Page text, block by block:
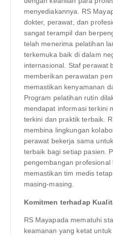
menyediakannya. RS
dokter, perawat, dan
sangat terampil dan
telah menerima pelatihan
terkemuka baik di dalam
internasional. Staf perawat
memberikan perawatan
memastikan kenyamanan
Program pelatihan rutin
mendapat informasi terkini
terkini dan praktik terbaik.
membina lingkungan
perawat bekerja sama
terbaik bagi setiap pasien.
pengembangan profesional
memastikan tim medis
masing-masing.
Komitmen terhadap
RS Mayapada mematuhi
keamanan yang ketat